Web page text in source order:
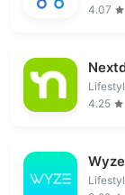
4.07
4.25